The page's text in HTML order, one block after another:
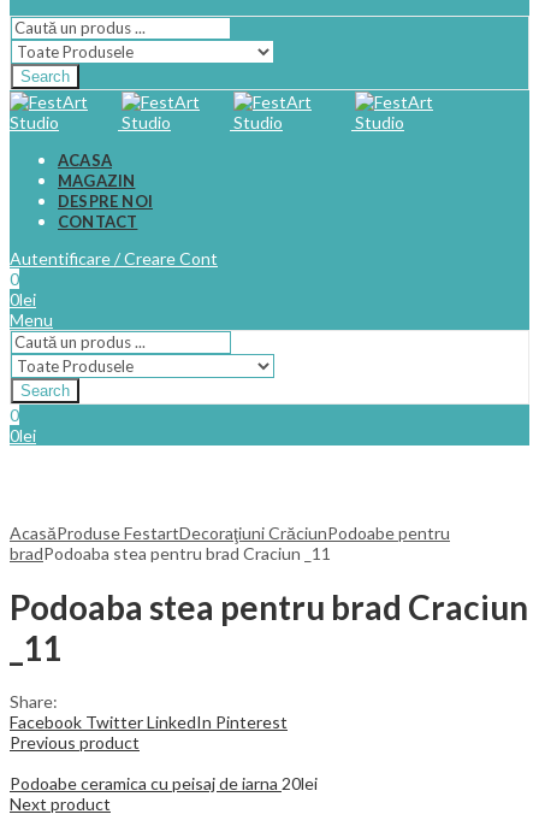
Search
ACASA
MAGAZIN
DESPRE NOI
CONTACT
Autentificare / Creare Cont
0
0lei
Menu
Search
0
0lei
AcasăProduse FestartDecoraţiuni CrăciunPodoabe pentru
bradPodoaba stea pentru brad Craciun _11
Podoaba stea pentru brad Craciun
_11
Share:
Facebook TwitterLinkedIn Pinterest
Previous product
Podoabe ceramica cu peisaj de iarna 20lei
Next product